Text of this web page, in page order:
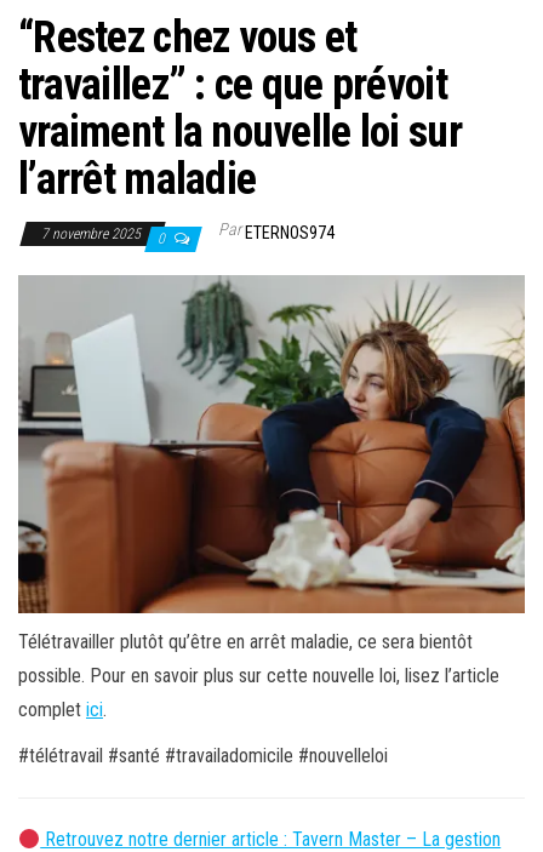
“Restez chez vous et
travaillez” : ce que prévoit
vraiment la nouvelle loi sur
l’arrêt maladie
7 novembre 2025 0 ParETERNOS974
Télétravailler plutôt qu’être en arrêt maladie, ce sera bientôt
possible. Pour en savoir plus sur cette nouvelle loi, lisez l’article
complet ici.
#télétravail #santé #travailadomicile #nouvelleloi
Retrouvez notre dernier article : Tavern Master – La gestion